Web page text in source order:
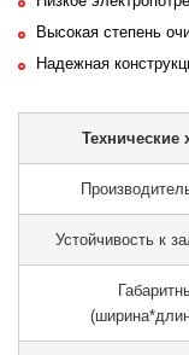
Высокая степень
Надежная
Технические
Устойчивость к